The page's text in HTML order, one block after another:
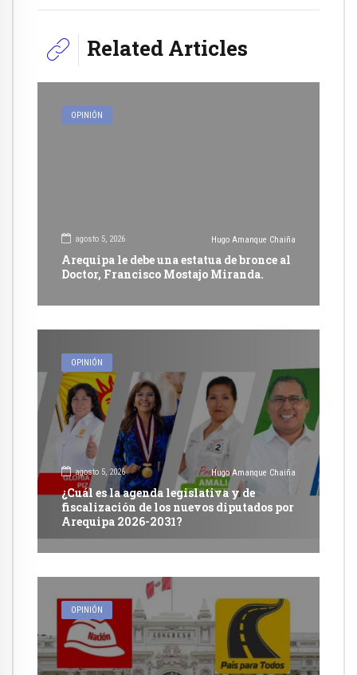
Related Articles
OPINIÓN
agosto 5, 2026 Hugo Amanque Chaiña
Arequipa le debe una estatua de bronce al
Doctor, Francisco Mostajo Miranda.
OPINIÓN
agosto 5, 2026 Hugo Amanque Chaiña
¿Cuál es la agenda legislativa y de
fiscalización de los nuevos diputados por
Arequipa 2026-2031?
OPINIÓN